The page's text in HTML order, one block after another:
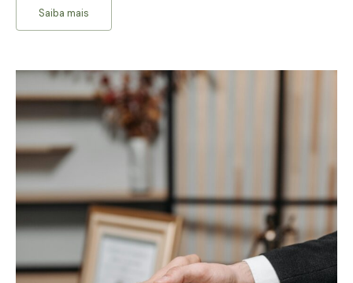
Saiba mais